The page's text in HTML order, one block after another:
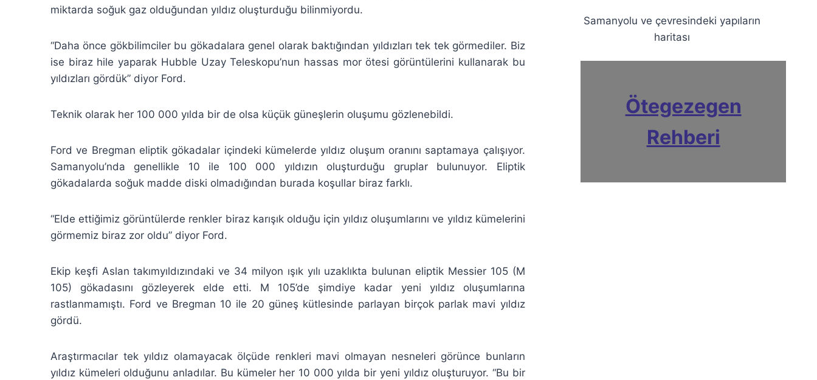
miktarda soğuk gaz olduğundan yıldız oluşturduğu bilinmiyordu.
“Daha önce gökbilimciler bu gökadalara genel olarak baktığından yıldızları tek tek görmediler. Biz
ise biraz hile yaparak Hubble Uzay Teleskopu’nun hassas mor ötesi görüntülerini kullanarak bu
yıldızları gördük” diyor Ford.
Teknik olarak her 100 000 yılda bir de olsa küçük güneşlerin oluşumu gözlenebildi.
Ford ve Bregman eliptik gökadalar içindeki kümelerde yıldız oluşum oranını saptamaya çalışıyor.
Samanyolu’nda genellikle 10 ile 100 000 yıldızın oluşturduğu gruplar bulunuyor. Eliptik
gökadalarda soğuk madde diski olmadığından burada koşullar biraz farklı.
“Elde ettiğimiz görüntülerde renkler biraz karışık olduğu için yıldız oluşumlarını ve yıldız kümelerini
görmemiz biraz zor oldu” diyor Ford.
Ekip keşfi Aslan takımyıldızındaki ve 34 milyon ışık yılı uzaklıkta bulunan eliptik Messier 105 (M
105) gökadasını gözleyerek elde etti. M 105’de şimdiye kadar yeni yıldız oluşumlarına
rastlanmamıştı. Ford ve Bregman 10 ile 20 güneş kütlesinde parlayan birçok parlak mavi yıldız
gördü.
Araştırmacılar tek yıldız olamayacak ölçüde renkleri mavi olmayan nesneleri görünce bunların
yıldız kümeleri olduğunu anladılar. Bu kümeler her 10 000 yılda bir yeni yıldız oluşturuyor. “Bu bir
Samanyolu ve çevresindeki yapıların
haritası
Ötegezegen
Rehberi